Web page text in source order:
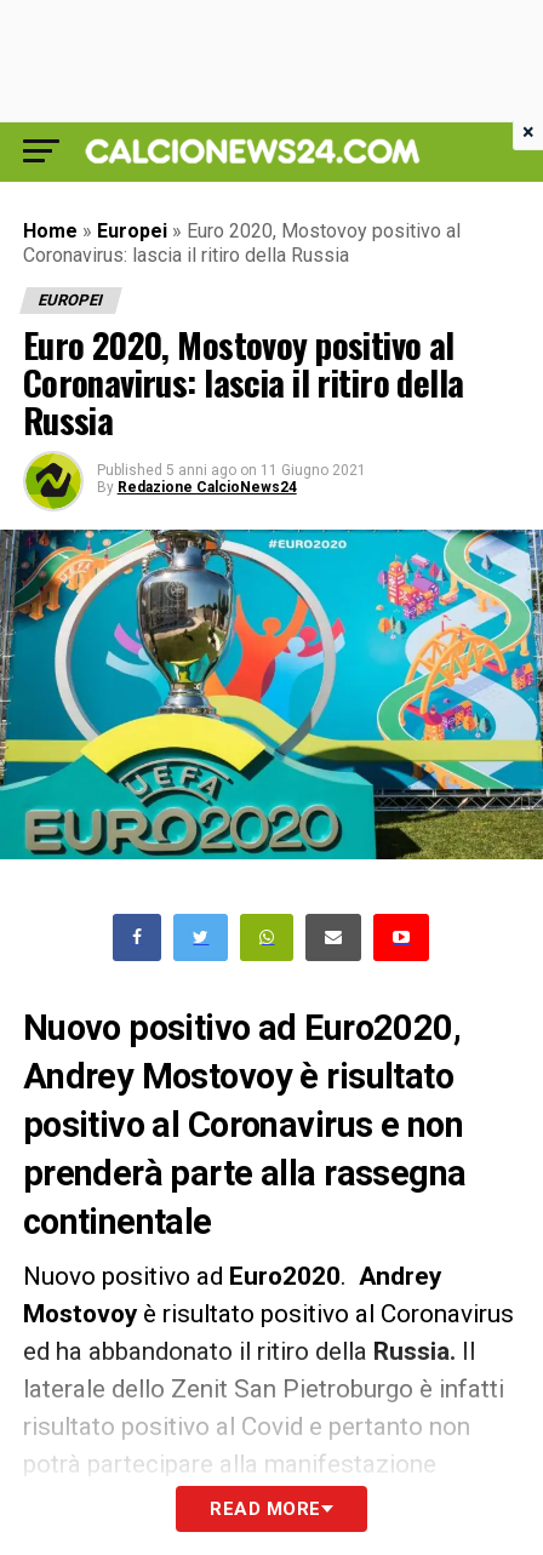
Home » Europei » Euro 2020, Mostovoy positivo al
Coronavirus: lascia il ritiro della Russia
EUROPEI
Euro 2020, Mostovoy positivo al
Coronavirus: lascia il ritiro della
Russia
Published 5 anni ago on 11 Giugno 2021
By Redazione CalcioNews24
Nuovo positivo ad Euro2020,
Andrey Mostovoy è risultato
positivo al Coronavirus e non
prenderà parte alla rassegna
continentale
Nuovo positivo ad Euro2020. Andrey
Mostovoy è risultato positivo al Coronavirus
ed ha abbandonato il ritiro della Russia. Il
laterale dello Zenit San Pietroburgo è infatti
risultato positivo al Covid e pertanto non
potrà partecipare alla manifestazione
continentale che prende il via stasera alle 21
con il match inaugurale tra Turchia e Italia.
READ MORE
×